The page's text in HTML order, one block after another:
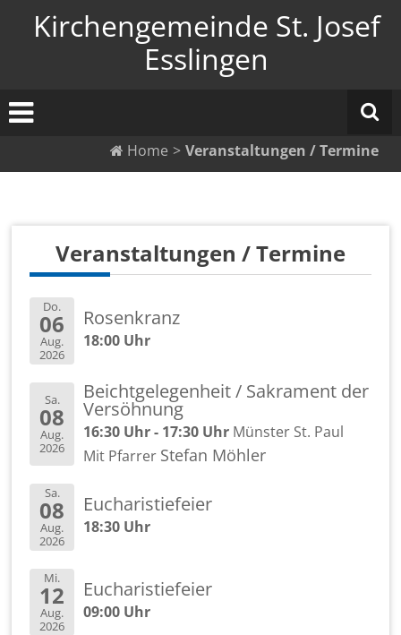
Kirchengemeinde St. Josef
Esslingen
Home > Veranstaltungen / Termine
Ver­an­stal­tun­gen / Ter­mi­ne
Do.
06
Aug.
2026
Ro­sen­kranz
18:00 Uhr
Sa.
08
Aug.
2026
Beicht­ge­le­gen­heit / Sa­kra­ment der
Ver­söh­nung
16:30 Uhr - 17:30 Uhr Müns­ter St. Paul
Mit Pfar­rer Ste­fan Möh­ler
Sa.
08
Aug.
2026
Eu­cha­ris­tie­fei­er
18:30 Uhr
Mi.
12
Aug.
2026
Eu­cha­ris­tie­fei­er
09:00 Uhr